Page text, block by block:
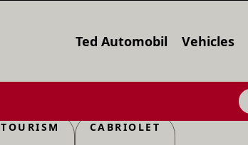
Ted Automobil Vehicles
TOURISM CABRIOLET